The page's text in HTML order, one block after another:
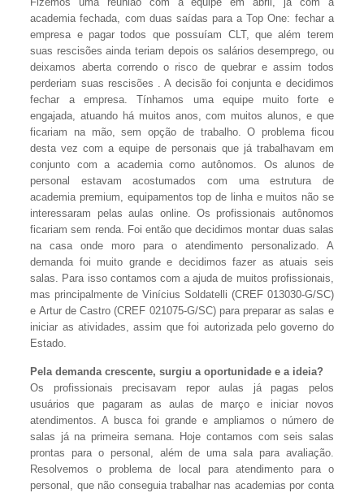
academia fechada, com duas saídas para a Top One: fechar a
empresa e pagar todos que possuíam CLT, que além terem
suas rescisões ainda teriam depois os salários desemprego, ou
deixamos aberta correndo o risco de quebrar e assim todos
perderiam suas rescisões . A decisão foi conjunta e decidimos
fechar a empresa. Tínhamos uma equipe muito forte e
engajada, atuando há muitos anos, com muitos alunos, e que
ficariam na mão, sem opção de trabalho. O problema ficou
desta vez com a equipe de personais que já trabalhavam em
conjunto com a academia como autônomos. Os alunos de
personal estavam acostumados com uma estrutura de
academia premium, equipamentos top de linha e muitos não se
interessaram pelas aulas online. Os profissionais autônomos
ficariam sem renda. Foi então que decidimos montar duas salas
na casa onde moro para o atendimento personalizado. A
demanda foi muito grande e decidimos fazer as atuais seis
salas. Para isso contamos com a ajuda de muitos profissionais,
mas principalmente de Vinícius Soldatelli (CREF 013030-G/SC)
e Artur de Castro (CREF 021075-G/SC) para preparar as salas e
iniciar as atividades, assim que foi autorizada pelo governo do
Estado.
Pela demanda crescente, surgiu a oportunidade e a ideia?
Os profissionais precisavam repor aulas já pagas pelos
usuários que pagaram as aulas de março e iniciar novos
atendimentos. A busca foi grande e ampliamos o número de
salas já na primeira semana. Hoje contamos com seis salas
prontas para o personal, além de uma sala para avaliação.
Resolvemos o problema de local para atendimento para o
personal, que não conseguia trabalhar nas academias por conta